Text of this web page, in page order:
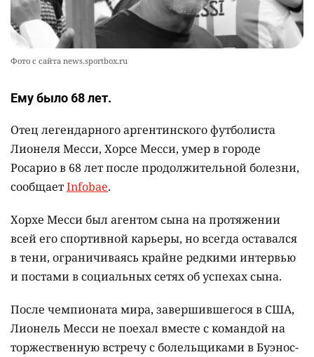
Фото с сайта news.sportbox.ru
Ему было 68 лет.
Отец легендарного аргентинского футболиста
Лионеля Месси, Хорсе Месси, умер в городе
Росарио в 68 лет после продолжительной болезни,
сообщаетInfobae.
Хорхе Месси был агентом сына на протяжении
всей его спортивной карьеры, но всегда оставался
в тени, ограничиваясь крайне редкими интервью
и постами в социальных сетях об успехах сына.
После чемпионата мира, завершившегося в США,
Лионель Месси не поехал вместе с командой на
торжественную встречу с болельщиками в Буэнос-